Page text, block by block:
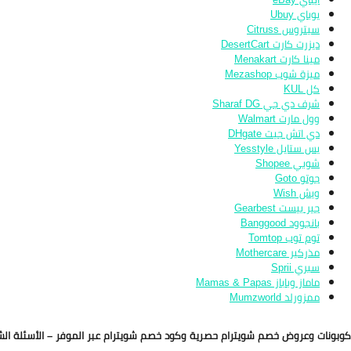
يوباي Ubuy
سيتروس Citruss
ديزرت كارت DesertCart
مينا كارت Menakart
ميزة شوب Mezashop
كل KUL
شرف دي جي Sharaf DG
وول مارت Walmart
دي اتش جيت DHgate
يس ستايل Yesstyle
شوبي Shopee
جوتو Goto
ويش Wish
جير بيست Gearbest
بانجوود Banggood
توم توب Tomtop
مذركير Mothercare
سبري Sprii
ماماز وباباز Mamas & Papas
ممزورلد Mumzworld
كوبونات وعروض خصم شويترام حصرية وكود خصم شويترام عبر الموفر – الأسئلة